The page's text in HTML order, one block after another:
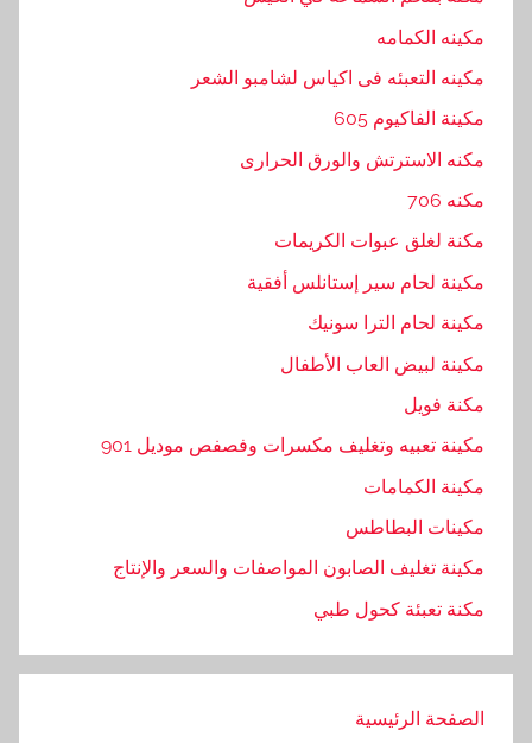
ا
ك
و
,
ر
ي
ج
م
ي
خ
ا
ت
ر
مكينه الكمامه
مكينه التعبئه فى اكياس لشامبو الشعر
مكينة الفاكيوم 605
مكنه الاسترتش والورق الحرارى
مكنه 706
مكنة لغلق عبوات الكريمات
مكينة لحام سير إستانلس أفقية
مكينة لحام الترا سونيك
مكينة لبيض العاب الأطفال
مكنة فويل
مكينة تعبيه وتغليف مكسرات وفصفص موديل 901
مكينة الكمامات
مكينات البطاطس
مكينة تغليف الصابون المواصفات والسعر والإنتاج
مكنة تعبئة كحول طبي
الصفحة الرئيسية